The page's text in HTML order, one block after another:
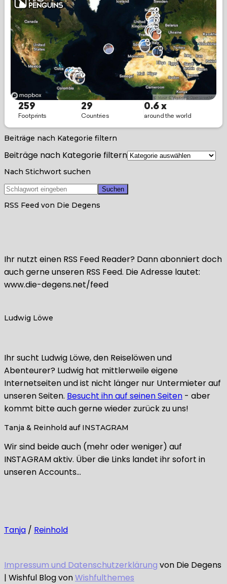
Beiträge nach Kategorie filtern
Beiträge nach Kategorie filtern
Nach Stichwort suchen
RSS Feed von Die Degens
Ihr nutzt einen RSS Feed Reader? Dann abonniert doch
auch gerne unseren RSS Feed. Die Adresse lautet:
www.die-degens.net/feed
Ludwig Löwe
Ihr sucht Ludwig Löwe, den Reiselöwen und
Abenteurer? Ludwig hat mittlerweile eigene
Internetseiten und ist nicht länger nur Untermieter auf
unseren Seiten. Besucht ihn auf seinen Seiten - aber
kommt bitte auch gerne wieder zurück zu uns!
Tanja & Reinhold auf INSTAGRAM
Wir sind beide auch (mehr oder weniger) auf
INSTAGRAM aktiv. Über die Links landet ihr sofort in
unseren Accounts…
Tanja / Reinhold
Impressum und Datenschutzerklärung von Die Degens
| Wishful Blog vonWishfulthemes